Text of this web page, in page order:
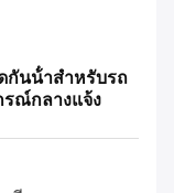
กันน้ําสําหรับรถ
รณ์กลางแจ้ง